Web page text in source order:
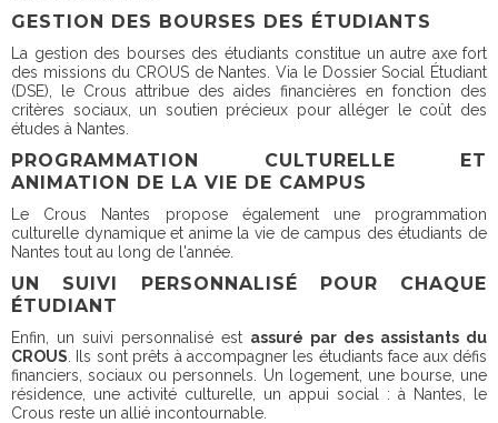
GESTION DES BOURSES DES ÉTUDIANTS
La gestion des bourses des étudiants constitue un autre axe fort
des missions du CROUS de Nantes. Via le Dossier Social Étudiant
(DSE), le Crous attribue des aides financières en fonction des
critères sociaux, un soutien précieux pour alléger le coût des
études à Nantes.
PROGRAMMATION CULTURELLE ET
ANIMATION DE LA VIE DE CAMPUS
Le Crous Nantes propose également une programmation
culturelle dynamique et anime la vie de campus des étudiants de
Nantes tout au long de l'année.
UN SUIVI PERSONNALISÉ POUR CHAQUE
ÉTUDIANT
Enfin, un suivi personnalisé est assuré par des assistants du
CROUS . Ils sont prêts à accompagner les étudiants face aux défis
financiers, sociaux ou personnels. Un logement, une bourse, une
résidence, une activité culturelle, un appui social : à Nantes, le
Crous reste un allié incontournable.